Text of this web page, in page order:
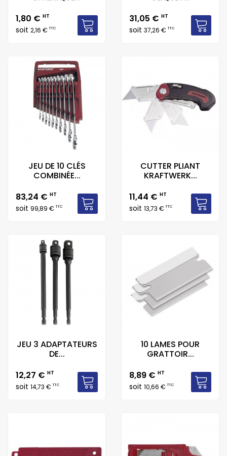
Prix
1,80 € HT
soit 2,16 €TTC
Prix
31,05 € HT
soit 37,26 €TTC
JEU DE 10 CLÉS
COMBINÉE...
Prix
83,24 € HT
soit 99,89 €TTC
CUTTER PLIANT
KRAFTWERK...
Prix
11,44 € HT
soit 13,73 €TTC
JEU 3 ADAPTATEURS
DE...
Prix
12,27 € HT
soit 14,73 €TTC
10 LAMES POUR
GRATTOIR...
Prix
8,89 € HT
soit 10,66 €TTC